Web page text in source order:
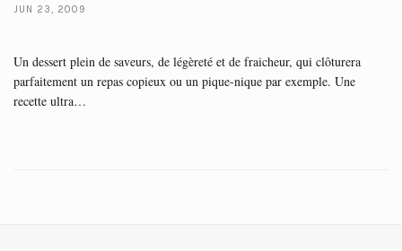
JUN 23, 2009
Un dessert plein de saveurs, de légèreté et de fraicheur, qui clôturera
parfaitement un repas copieux ou un pique-nique par exemple. Une
recette ultra…